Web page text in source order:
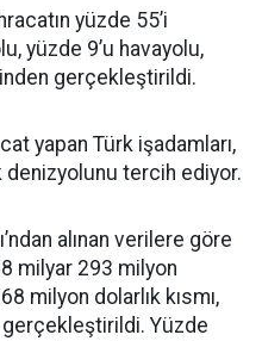
yüzde 55’i
yüzde 9’u havayolu,
gerçekleştirildi.
yapan Türk işadamları,
tercih ediyor.
alınan verilere göre
milyar 293 milyon
milyon dolarlık kısmı,
gerçekleştirildi. Yüzde